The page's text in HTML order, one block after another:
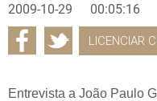
2009-10-29 00:05:16
LICENCIAR
Entrevista a João Paulo